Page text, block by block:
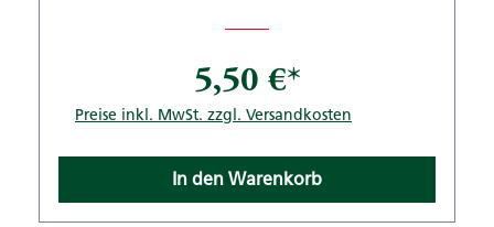
5,50 €*
Preise inkl. MwSt. zzgl. Versandkosten
In den Warenkorb